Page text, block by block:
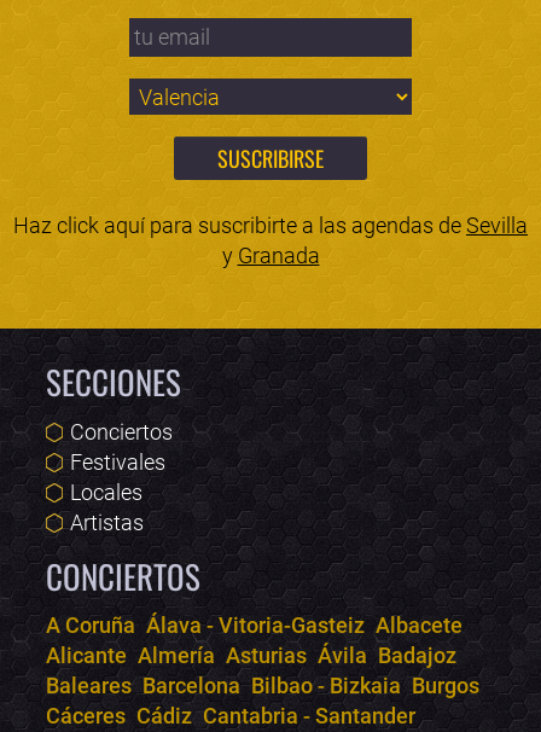
Haz click aquí para suscribirte a las agendas deSevilla
y Granada
SECCIONES
Conciertos
Festivales
Locales
Artistas
CONCIERTOS
A Coruña Álava - Vitoria-Gasteiz Albacete
Alicante Almería Asturias Ávila Badajoz
Baleares Barcelona Bilbao - Bizkaia Burgos
Cáceres Cádiz Cantabria - Santander
Bololoco · conciertos.club
Online · Te ayudo a encontrar conciertos